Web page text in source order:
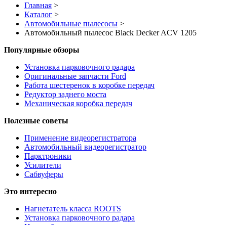
Главная >
Каталог >
Автомобильные пылесосы >
Автомобильный пылесос Black Decker ACV 1205
Популярные обзоры
Установка парковочного радара
Оригинальные запчасти Ford
Работа шестеренок в коробке передач
Редуктор заднего моста
Механическая коробка передач
Полезные советы
Применение видеорегистратора
Автомобильный видеорегистратор
Парктроники
Усилители
Cабвуферы
Это интересно
Нагнетатель класса ROOTS
Установка парковочного радара